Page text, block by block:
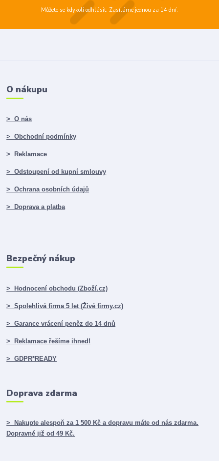
Můžete se kdykoli odhlásit. Zasíláme jednou za 14 dní.
O nákupu
> O nás
> Obchodní podmínky
> Reklamace
> Odstoupení od kupní smlouvy
> Ochrana osobních údajů
> Doprava a platba
Bezpečný nákup
> Hodnocení obchodu (Zboží.cz)
> Spolehlivá firma 5 let (Živé firmy.cz)
> Garance vrácení peněz do 14 dnů
> Reklamace řešíme ihned!
> GDPR*READY
Doprava zdarma
> Nakupte alespoň za 1 500 Kč a dopravu máte od nás zdarma.
Dopravné již od 49 Kč.